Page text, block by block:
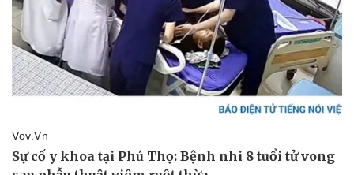
Kinh tế
Bất động sản
Khởi nghiệp
Giá vàng
Tiêu dùng